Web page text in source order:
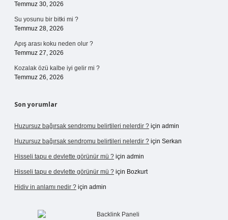
Temmuz 30, 2026
Su yosunu bir bitki mi ?
Temmuz 28, 2026
Apış arası koku neden olur ?
Temmuz 27, 2026
Kozalak özü kalbe iyi gelir mi ?
Temmuz 26, 2026
Son yorumlar
Huzursuz bağırsak sendromu belirtileri nelerdir ? için admin
Huzursuz bağırsak sendromu belirtileri nelerdir ? için Serkan
Hisseli tapu e devlette görünür mü ? için admin
Hisseli tapu e devlette görünür mü ? için Bozkurt
Hidiv in anlamı nedir ? için admin